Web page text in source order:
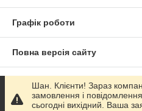
Графік роботи
Повна версія сайту
Сайт створено на
Шан. Клієнти! Зараз
замовлення і
сьогодні вихідний. Ваша